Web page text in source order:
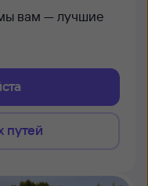
вам — лучшие
путей